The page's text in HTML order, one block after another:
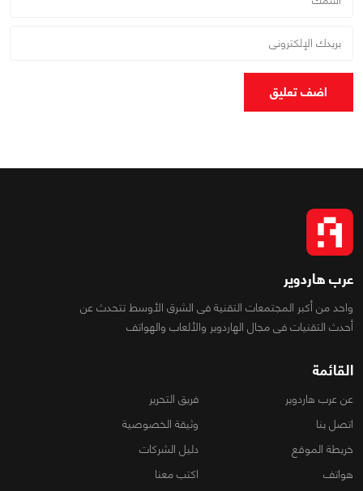
اضف تعليق
عرب هاردوير
واحد من أكبر المجتمعات التقنية فى الشرق الأوسط تتحدث عن
أحدث التقنيات فى مجال الهاردوير والألعاب والهواتف
القائمة
عن عرب هاردوير
فريق التحرير
اتصل بنا
وثيقة الخصوصية
خريطة الموقع
دليل الشركات
هواتف
اكتب معنا